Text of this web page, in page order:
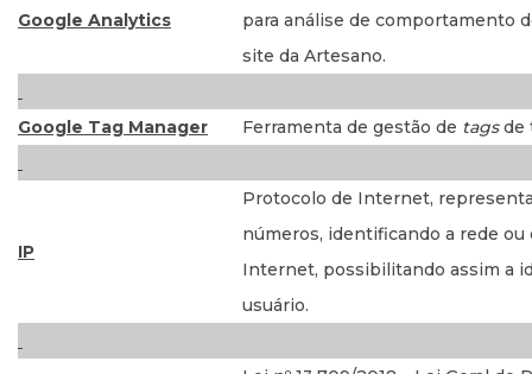
Google Analytics
para análise de comportamento
site da Artesano.
Google Tag Manager Ferramenta de gestão de tagsde
IP
Protocolo de Internet,
números, identificando a rede
Internet, possibilitando assim a
usuário.